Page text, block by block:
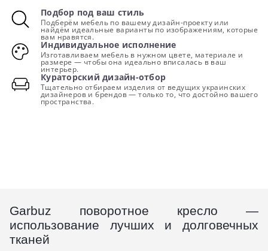
Подбор под ваш стиль
Подберём мебель по вашему дизайн-проекту или
найдём идеальные варианты по изображениям, которые
вам нравятся.
Индивидуальное исполнение
Изготавливаем мебель в нужном цвете, материале и
размере — чтобы она идеально вписалась в ваш
интерьер.
Кураторский дизайн-отбор
Тщательно отбираем изделия от ведущих украинских
дизайнеров и брендов — только то, что достойно вашего
пространства.
Garbuz поворотное кресло —
использование лучших и долговечных
тканей